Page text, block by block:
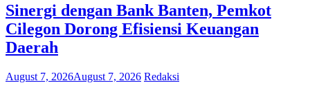
Sinergi dengan Bank Banten, Pemkot
Cilegon Dorong Efisiensi Keuangan
Daerah
August 7, 2026August 7, 2026 Redaksi